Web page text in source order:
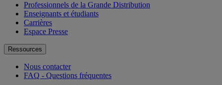
Professionnels de la Grande Distribution
Enseignants et étudiants
Carrières
Espace Presse
Ressources
Nous contacter
FAQ - Questions fréquentes